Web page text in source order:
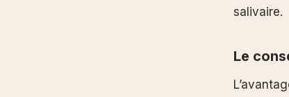
salivaire.
Le